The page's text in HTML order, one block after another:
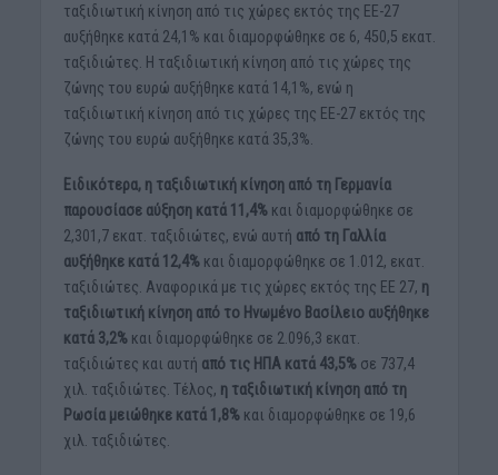
ταξιδιωτική κίνηση από τις χώρες εκτός της ΕΕ-27
αυξήθηκε κατά 24,1% και διαμορφώθηκε σε 6, 450,5 εκατ.
ταξιδιώτες. Η ταξιδιωτική κίνηση από τις χώρες της
ζώνης του ευρώ αυξήθηκε κατά 14,1%, ενώ η
ταξιδιωτική κίνηση από τις χώρες της ΕΕ-27 εκτός της
ζώνης του ευρώ αυξήθηκε κατά 35,3%.
Ειδικότερα, η ταξιδιωτική κίνηση από τη Γερμανία
παρουσίασε αύξηση κατά 11,4% και διαμορφώθηκε σε
2,301,7 εκατ. ταξιδιώτες, ενώ αυτή από τη Γαλλία
αυξήθηκε κατά 12,4%και διαμορφώθηκε σε 1.012, εκατ.
ταξιδιώτες. Αναφορικά με τις χώρες εκτός της ΕΕ 27, η
ταξιδιωτική κίνηση από το Ηνωμένο Βασίλειο αυξήθηκε
κατά 3,2%και διαμορφώθηκε σε 2.096,3 εκατ.
ταξιδιώτες και αυτή από τις ΗΠΑ κατά 43,5%σε 737,4
χιλ. ταξιδιώτες. Τέλος, η ταξιδιωτική κίνηση από τη
Ρωσία μειώθηκε κατά 1,8%και διαμορφώθηκε σε 19,6
χιλ. ταξιδιώτες.